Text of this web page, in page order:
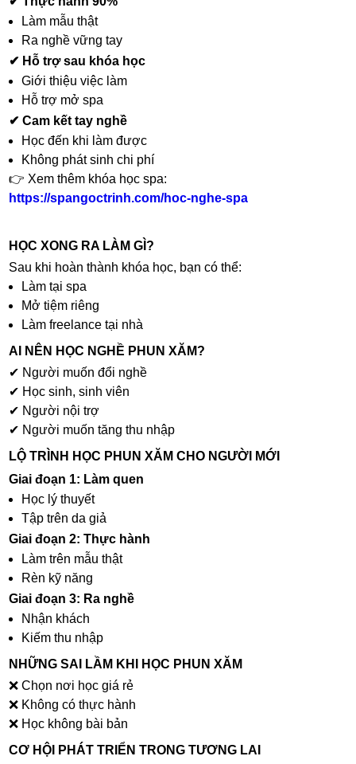
Làm mẫu thật
Ra nghề vững tay
✔ Hỗ trợ sau khóa học
Giới thiệu việc làm
Hỗ trợ mở spa
✔ Cam kết tay nghề
Học đến khi làm được
Không phát sinh chi phí
👉 Xem thêm khóa học spa:
https://spangoctrinh.com/hoc-nghe-spa
HỌC XONG RA LÀM GÌ?
Sau khi hoàn thành khóa học, bạn có thể:
Làm tại spa
Mở tiệm riêng
Làm freelance tại nhà
AI NÊN HỌC NGHỀ PHUN XĂM?
✔ Người muốn đổi nghề
✔ Học sinh, sinh viên
✔ Người nội trợ
✔ Người muốn tăng thu nhập
LỘ TRÌNH HỌC PHUN XĂM CHO NGƯỜI MỚI
Giai đoạn 1: Làm quen
Học lý thuyết
Tập trên da giả
Giai đoạn 2: Thực hành
Làm trên mẫu thật
Rèn kỹ năng
Giai đoạn 3: Ra nghề
Nhận khách
Kiếm thu nhập
NHỮNG SAI LẦM KHI HỌC PHUN XĂM
❌ Chọn nơi học giá rẻ
❌ Không có thực hành
❌ Học không bài bản
CƠ HỘI PHÁT TRIỂN TRONG TƯƠNG LAI